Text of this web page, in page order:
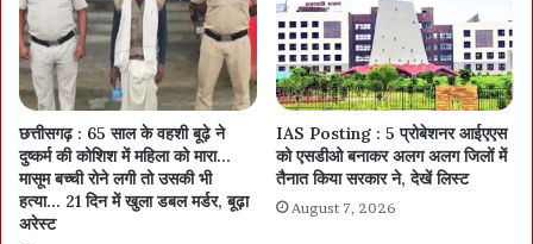
छत्तीसगढ़ : 65 साल के वहशी बूढ़े ने
दुष्कर्म की कोशिश में महिला को मारा…
मासूम बच्ची रोने लगी तो उसकी भी
हत्या… 21 दिन में खुला डबल मर्डर, बूढ़ा
अरेस्ट
IAS Posting : 5 प्रोबेशनर आईएएस
को एसडीओ बनाकर अलग अलग जिलों में
तैनात किया सरकार ने, देखें लिस्ट
August 7, 2026